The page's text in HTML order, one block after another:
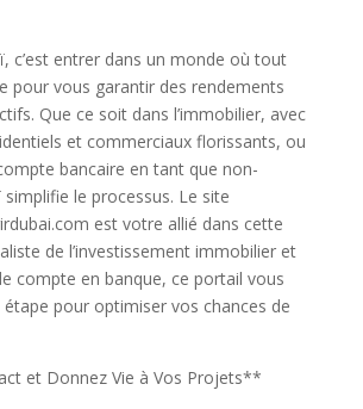
c’est entrer dans un monde où tout
pour vous garantir des rendements
Que ce soit dans l’immobilier, avec
et commerciaux florissants, ou
bancaire en tant que non-
le processus. Le site
est votre allié dans cette
de l’investissement immobilier et
compte en banque, ce portail vous
étape pour optimiser vos chances de
et Donnez Vie à Vos Projets**